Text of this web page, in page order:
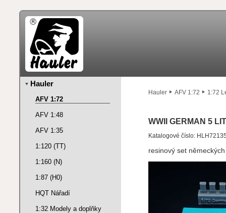
Hauler AFV 1:72 1:72
WWII GERMAN 5
Katalogové číslo:
resinový set
Hauler
AFV 1:72
AFV 1:48
AFV 1:35
1:120 (TT)
1:160 (N)
1:87 (H0)
HQT Nářadí
1:32 Modely a doplňky